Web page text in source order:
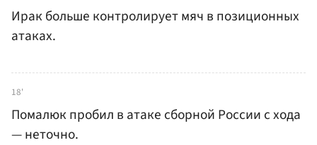
Ирак больше контролирует мяч в позиционных
атаках.
18'
Помалюк пробил в атаке сборной России с хода
— неточно.